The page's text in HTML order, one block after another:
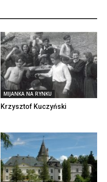
MIJANKA NA RYNKU
Krzysztof Kuczyński